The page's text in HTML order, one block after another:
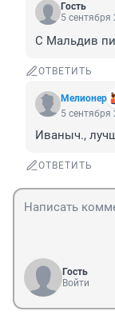
Гость
5 сентября
С Мальдив
ОТВЕТИТЬ
Мелионер
5 сентября
Иваныч.,
ОТВЕТИТЬ
Гость
Войти